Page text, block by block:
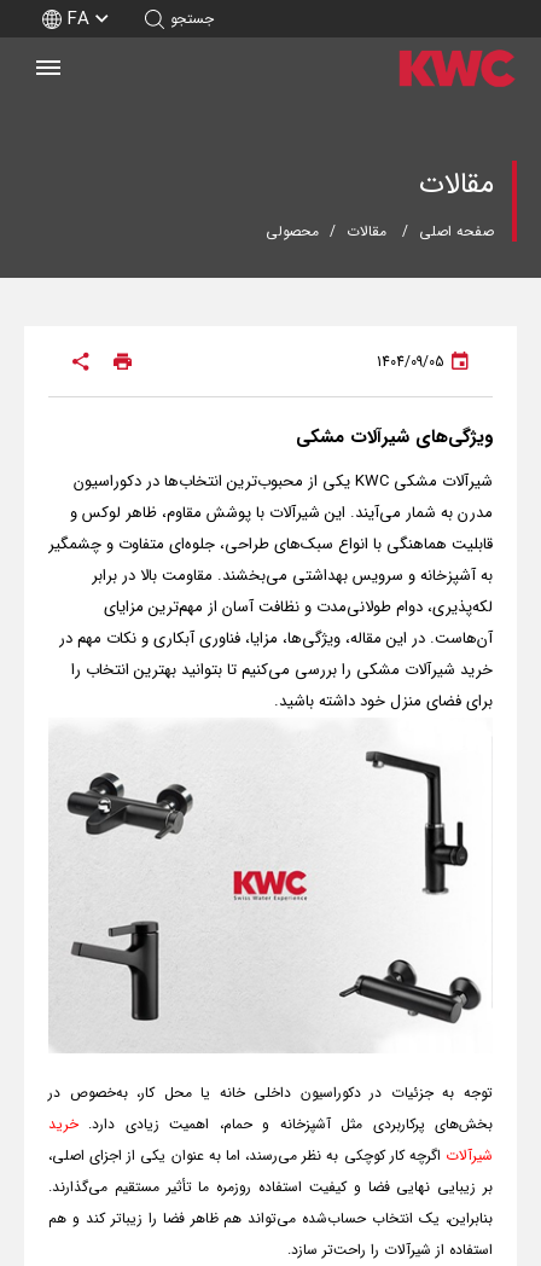
جستجو FA
مقالات
صفحه اصلی مقالات محصولی
1404/09/05
ویژگی‌های شیرآلات مشکی
شیرآلات مشکی KWC یکی از محبوب‌ترین انتخاب‌ها در دکوراسیون
مدرن به شمار می‌آیند. این شیرآلات با پوشش مقاوم، ظاهر لوکس و
قابلیت هماهنگی با انواع سبک‌های طراحی، جلوه‌ای متفاوت و چشمگیر
به آشپزخانه و سرویس بهداشتی می‌بخشند. مقاومت بالا در برابر
لکه‌پذیری، دوام طولانی‌مدت و نظافت آسان از مهم‌ترین مزایای
آن‌هاست. در این مقاله، ویژگی‌ها، مزایا، فناوری آبکاری و نکات مهم در
خرید شیرآلات مشکی را بررسی می‌کنیم تا بتوانید بهترین انتخاب را
برای فضای منزل خود داشته باشید.
توجه به جزئیات در دکوراسیون داخلی خانه یا محل کار، به‌خصوص در
بخش‌های پرکاربردی مثل آشپزخانه و حمام، اهمیت زیادی دارد. خرید
شیرآلات اگرچه کار کوچکی به نظر می‌رسند، اما به عنوان یکی از اجزای اصلی،
بر زیبایی نهایی فضا و کیفیت استفاده روزمره ما تأثیر مستقیم می‌گذارند.
بنابراین، یک انتخاب حساب‌شده می‌تواند هم ظاهر فضا را زیباتر کند و هم
استفاده از شیرآلات را راحت‌تر سازد.